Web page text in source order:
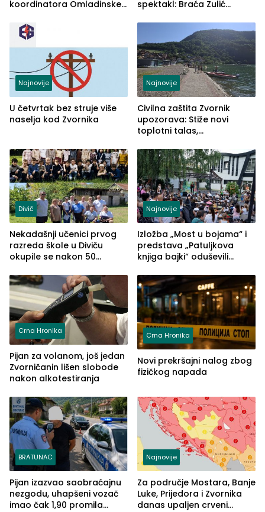
koordinatora Omladinske
spektakl: Braća Zulić
Najnovije
U četvrtak bez struje više
naselja kod Zvornika
Najnovije
Civilna zaštita Zvornik
upozorava: Stiže novi
toplotni talas,
Divič
Nekadašnji učenici prvog
razreda škole u Diviču
okupile se nakon 50
Pašić im održao čas
(FOTO)
Najnovije
Izložba „Most u bojama“ i
predstava „Patuljkova
knjiga bajki“ oduševili
Crna Hronika
Pijan za volanom, još jedan
Zvorničanin lišen slobode
nakon alkotestiranja
Crna Hronika
Novi prekršajni nalog zbog
fizičkog napada
BRATUNAC
Pijan izazvao saobraćajnu
nezgodu, uhapšeni vozač
imao čak 1,90 promila
Najnovije
Za područje Mostara, Banje
Luke, Prijedora i Zvornika
danas upaljen crveni